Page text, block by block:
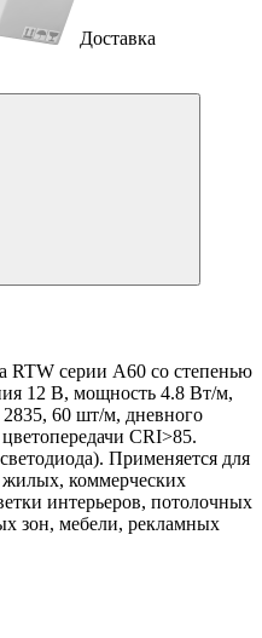
Доставка
RTW серии A60 со степенью
12 В, мощность 4.8 Вт/м,
60 шт/м, дневного
CRI>85.
Применяется для
коммерческих
интерьеров, потолочных
зон, мебели, рекламных